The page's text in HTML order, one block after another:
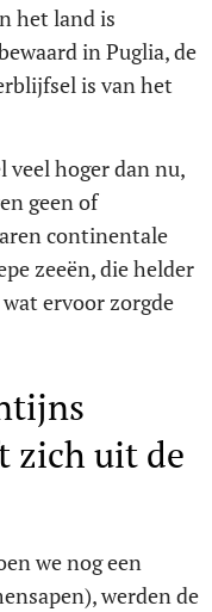
het land is
in Puglia, de
is van het
veel hoger dan nu,
geen of
continentale
zeeën, die helder
ervoor zorgde
zich uit de
we nog een
werden de